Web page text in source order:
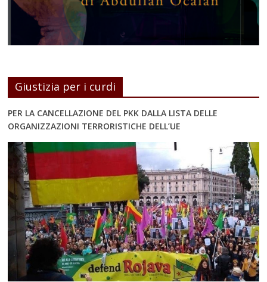
Giustizia per i curdi
PER LA CANCELLAZIONE DEL PKK DALLA LISTA DELLE
ORGANIZZAZIONI TERRORISTICHE DELL’UE